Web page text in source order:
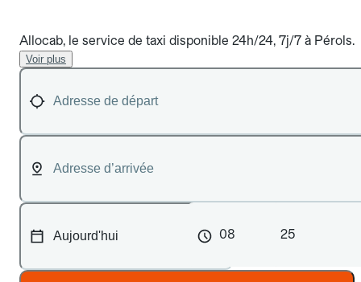
Allocab, le service de taxi disponible 24h/24, 7j/7 à Pérols.
Voir plus
08 25